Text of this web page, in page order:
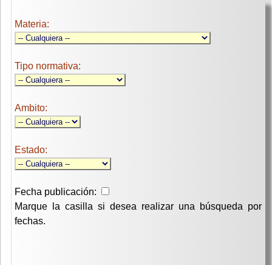
Materia:
Tipo normativa:
Ambito:
Estado:
Fecha publicación:
Marque la casilla si desea realizar una búsqueda por
fechas.